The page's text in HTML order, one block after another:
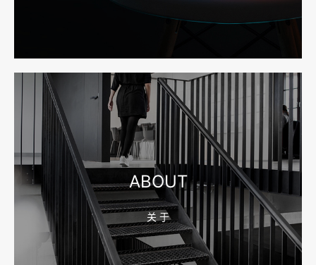
宁波网站建设报价怎么看？合同、源码和后台要先写清
2026-08-04 17:55:09
宁波制造业网站建设公司怎么选？先看产品询盘字段
2026-08-02 17:58:44
工厂短视频拍摄后，怎样放进官网帮助客户判断实力
ABOUT
关 于